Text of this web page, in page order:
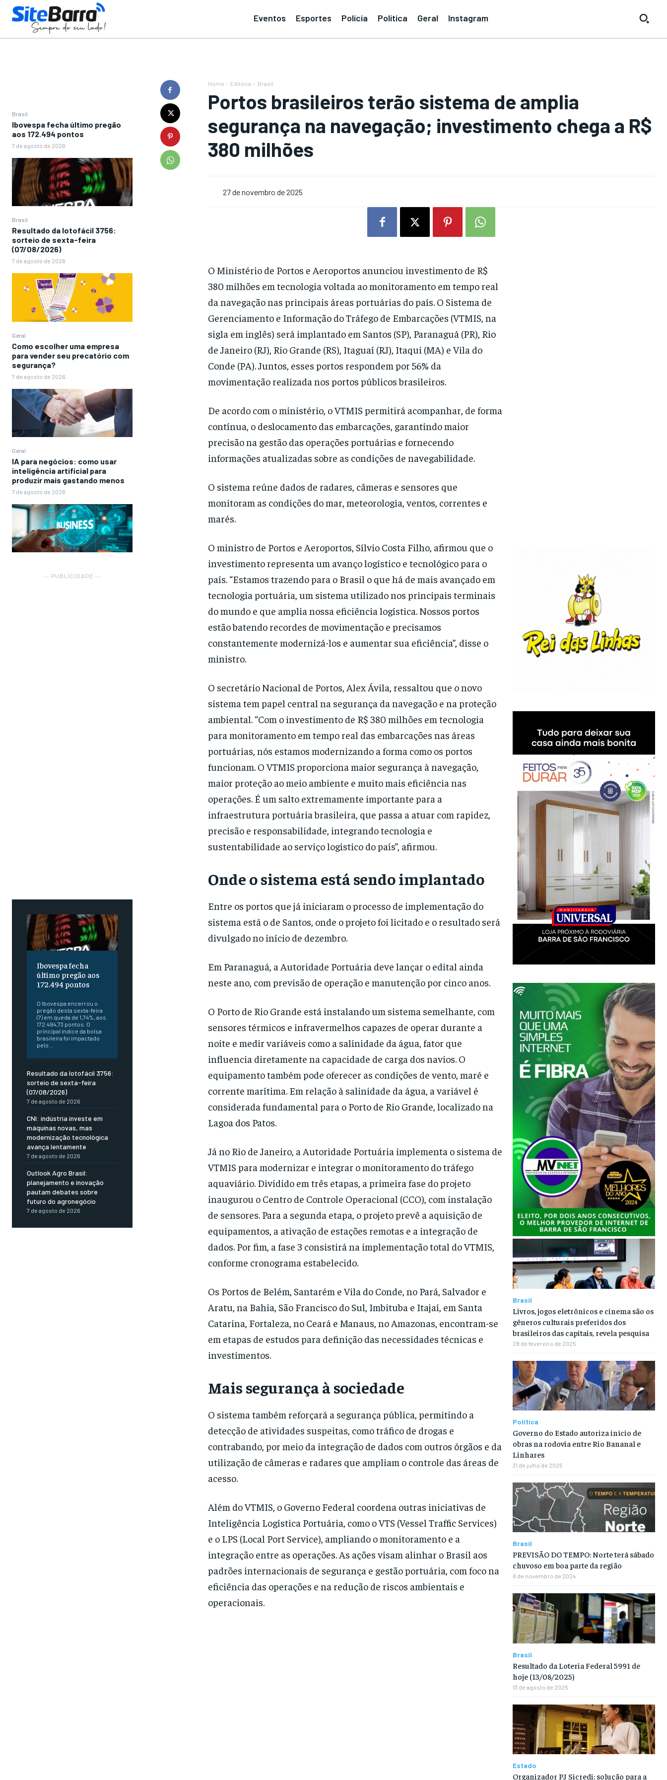
Eventos Esportes Polícia Política Geral Instagram
Brasil
Ibovespa fecha último pregão
aos 172.494 pontos
7 de agosto de 2026
Brasil
Resultado da lotofácil 3756:
sorteio de sexta-feira
(07/08/2026)
7 de agosto de 2026
Geral
Como escolher uma empresa
para vender seu precatório com
segurança?
7 de agosto de 2026
Geral
IA para negócios: como usar
inteligência artificial para
produzir mais gastando menos
7 de agosto de 2026
― PUBLICIDADE ―
Ibovespa fecha
último pregão aos
172.494 pontos
O Ibovespa encerrou o
pregão desta sexta-feira
(7) em queda de 1,74%, aos
172.494,73 pontos. O
principal índice da bolsa
brasileira foi impactado
pelo...
Resultado da lotofácil 3756:
sorteio de sexta-feira
(07/08/2026)
7 de agosto de 2026
CNI: indústria investe em
máquinas novas, mas
modernização tecnológica
avança lentamente
7 de agosto de 2026
Outlook Agro Brasil:
planejamento e inovação
pautam debates sobre
futuro do agronegócio
7 de agosto de 2026
Home Editoria Brasil
Portos brasileiros terão sistema de amplia
segurança na navegação; investimento chega a R$
380 milhões
27 de novembro de 2025
O Ministério de Portos e Aeroportos anunciou investimento de R$
380 milhões em tecnologia voltada ao monitoramento em tempo real
da navegação nas principais áreas portuárias do país. O Sistema de
Gerenciamento e Informação do Tráfego de Embarcações (VTMIS, na
sigla em inglês) será implantado em Santos (SP), Paranaguá (PR), Rio
de Janeiro (RJ), Rio Grande (RS), Itaguaí (RJ), Itaqui (MA) e Vila do
Conde (PA). Juntos, esses portos respondem por 56% da
movimentação realizada nos portos públicos brasileiros.
De acordo com o ministério, o VTMIS permitirá acompanhar, de forma
contínua, o deslocamento das embarcações, garantindo maior
precisão na gestão das operações portuárias e fornecendo
informações atualizadas sobre as condições de navegabilidade.
O sistema reúne dados de radares, câmeras e sensores que
monitoram as condições do mar, meteorologia, ventos, correntes e
marés.
O ministro de Portos e Aeroportos, Sílvio Costa Filho, afirmou que o
investimento representa um avanço logístico e tecnológico para o
país. “Estamos trazendo para o Brasil o que há de mais avançado em
tecnologia portuária, um sistema utilizado nos principais terminais
do mundo e que amplia nossa eficiência logística. Nossos portos
estão batendo recordes de movimentação e precisamos
constantemente modernizá-los e aumentar sua eficiência”, disse o
ministro.
O secretário Nacional de Portos, Alex Ávila, ressaltou que o novo
sistema tem papel central na segurança da navegação e na proteção
ambiental. “Com o investimento de R$ 380 milhões em tecnologia
para monitoramento em tempo real das embarcações nas áreas
portuárias, nós estamos modernizando a forma como os portos
funcionam. O VTMIS proporciona maior segurança à navegação,
maior proteção ao meio ambiente e muito mais eficiência nas
operações. É um salto extremamente importante para a
infraestrutura portuária brasileira, que passa a atuar com rapidez,
precisão e responsabilidade, integrando tecnologia e
sustentabilidade ao serviço logístico do país”, afirmou.
Onde o sistema está sendo implantado
Entre os portos que já iniciaram o processo de implementação do
sistema está o de Santos, onde o projeto foi licitado e o resultado será
divulgado no início de dezembro.
Em Paranaguá, a Autoridade Portuária deve lançar o edital ainda
neste ano, com previsão de operação e manutenção por cinco anos.
O Porto de Rio Grande está instalando um sistema semelhante, com
sensores térmicos e infravermelhos capazes de operar durante a
noite e medir variáveis como a salinidade da água, fator que
influencia diretamente na capacidade de carga dos navios. O
equipamento também pode oferecer as condições de vento, maré e
corrente marítima. Em relação à salinidade da água, a variável é
considerada fundamental para o Porto de Rio Grande, localizado na
Lagoa dos Patos.
Já no Rio de Janeiro, a Autoridade Portuária implementa o sistema de
VTMIS para modernizar e integrar o monitoramento do tráfego
aquaviário. Dividido em três etapas, a primeira fase do projeto
inaugurou o Centro de Controle Operacional (CCO), com instalação
de sensores. Para a segunda etapa, o projeto prevê a aquisição de
equipamentos, a ativação de estações remotas e a integração de
dados. Por fim, a fase 3 consistirá na implementação total do VTMIS,
conforme cronograma estabelecido.
Os Portos de Belém, Santarém e Vila do Conde, no Pará, Salvador e
Aratu, na Bahia, São Francisco do Sul, Imbituba e Itajaí, em Santa
Catarina, Fortaleza, no Ceará e Manaus, no Amazonas, encontram-se
em etapas de estudos para definição das necessidades técnicas e
investimentos.
Mais segurança à sociedade
O sistema também reforçará a segurança pública, permitindo a
detecção de atividades suspeitas, como tráfico de drogas e
contrabando, por meio da integração de dados com outros órgãos e da
utilização de câmeras e radares que ampliam o controle das áreas de
acesso.
Além do VTMIS, o Governo Federal coordena outras iniciativas de
Inteligência Logística Portuária, como o VTS (Vessel Traffic Services)
e o LPS (Local Port Service), ampliando o monitoramento e a
integração entre as operações. As ações visam alinhar o Brasil aos
padrões internacionais de segurança e gestão portuária, com foco na
eficiência das operações e na redução de riscos ambientais e
operacionais.
Brasil
Livros, jogos eletrônicos e cinema são os
gêneros culturais preferidos dos
brasileiros das capitais, revela pesquisa
28 de fevereiro de 2025
Política
Governo do Estado autoriza início de
obras na rodovia entre Rio Bananal e
Linhares
31 de julho de 2025
Brasil
PREVISÃO DO TEMPO: Norte terá sábado
chuvoso em boa parte da região
8 de novembro de 2024
Brasil
Resultado da Loteria Federal 5991 de
hoje (13/08/2025)
13 de agosto de 2025
Estado
Organizador PJ Sicredi: solução para a